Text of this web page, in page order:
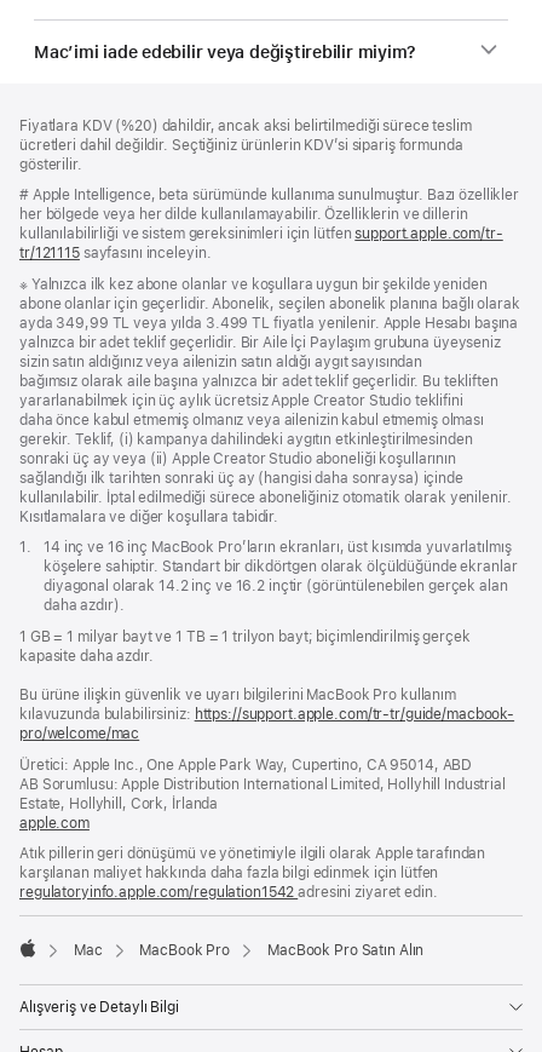
Mac’imi iade edebilir veya değiştirebilir miyim?
Bilgi
Fiyatlara KDV (%20) dahildir, ancak aksi belirtilmediği sürece teslim
ücretleri dahil değildir. Seçtiğiniz ürünlerin KDV’si sipariş formunda
gösterilir.
Dipnot
# Apple Intelligence, beta sürümünde kullanıma sunulmuştur. Bazı özellikler
her bölgede veya her dilde kullanılamayabilir. Özelliklerin ve dillerin
kullanılabilirliği ve sistem gereksinimleri için lütfensupport.apple.com/tr-
tr/121115(Yeni
açılır)
sayfasını inceleyin.
Dipnot
※ Yalnızca ilk kez abone olanlar ve koşullara uygun bir şekilde yeniden
abone olanlar için geçerlidir. Abonelik, seçilen abonelik planına bağlı olarak
ayda 349,99 TL veya yılda 3.499 TL fiyatla yenilenir. Apple Hesabı başına
yalnızca bir adet teklif geçerlidir. Bir Aile İçi Paylaşım grubuna üyeyseniz
sizin satın aldığınız veya ailenizin satın aldığı aygıt sayısından
bağımsız olarak aile başına yalnızca bir adet teklif geçerlidir. Bu tekliften
yararlanabilmek için üç aylık ücretsiz Apple Creator Studio teklifini
daha önce kabul etmemiş olmanız veya ailenizin kabul etmemiş olması
gerekir. Teklif, (i) kampanya dahilindeki aygıtın etkinleştirilmesinden
sonraki üç ay veya (ii) Apple Creator Studio aboneliği koşullarının
sağlandığı ilk tarihten sonraki üç ay (hangisi daha sonraysa) içinde
kullanılabilir. İptal edilmediği sürece aboneliğiniz otomatik olarak yenilenir.
Kısıtlamalara ve diğer koşullara tabidir.
Dipnot
1.
14 inç ve 16 inç MacBook Pro’ların ekranları, üst kısımda yuvarlatılmış
köşelere sahiptir. Standart bir dikdörtgen olarak ölçüldüğünde ekranlar
diyagonal olarak 14.2 inç ve 16.2 inçtir (görüntülenebilen gerçek alan
daha azdır).
1 GB = 1 milyar bayt ve 1 TB = 1 trilyon bayt; biçimlendirilmiş gerçek
kapasite daha azdır.
Bu ürüne ilişkin güvenlik ve uyarı bilgilerini MacBook Pro kullanım
kılavuzunda bulabilirsiniz: https://support.apple.com/tr-tr/guide/macbook-
pro/welcome/mac
pencerede
açılır)
Üretici: Apple Inc., One Apple Park Way, Cupertino, CA 95014, ABD
AB Sorumlusu: Apple Distribution International Limited, Hollyhill Industrial
Estate, Hollyhill, Cork, İrlanda
apple.com(yeni
pencerede
açılır)
Atık pillerin geri dönüşümü ve yönetimiyle ilgili olarak Apple tarafından
karşılanan maliyet hakkında daha fazla bilgi edinmek için lütfen
regulatoryinfo.apple.com/regulation1542(yeni
bir
açılır)
adresini ziyaret edin.
Mac MacBook Pro MacBook Pro Satın Alın
Alışveriş ve Detaylı Bilgi